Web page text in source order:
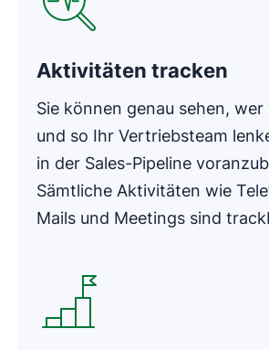
Aktivitäten tracken
Sie können genau sehen,
und so Ihr Vertriebsteam
in der Sales-Pipeline
Sämtliche Aktivitäten wie
Mails und Meetings sind